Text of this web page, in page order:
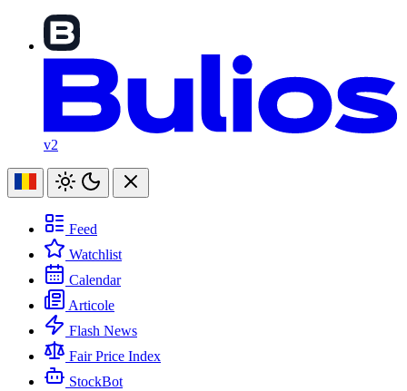
v2
Feed
Watchlist
Calendar
Articole
Flash News
Fair Price Index
StockBot